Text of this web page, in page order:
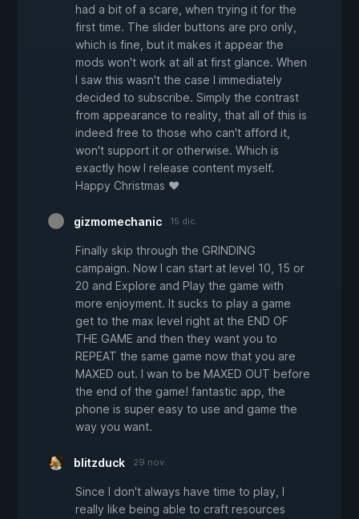
had a bit of a scare, when trying it for the
first time. The slider buttons are pro only,
which is fine, but it makes it appear the
mods won't work at all at first glance. When
I saw this wasn't the case I immediately
decided to subscribe. Simply the contrast
from appearance to reality, that all of this is
indeed free to those who can't afford it,
won't support it or otherwise. Which is
exactly how I release content myself.
Happy Christmas ♥
gizmomechanic 15 dic.
Finally skip through the GRINDING
campaign. Now I can start at level 10, 15 or
20 and Explore and Play the game with
more enjoyment. It sucks to play a game
get to the max level right at the END OF
THE GAME and then they want you to
REPEAT the same game now that you are
MAXED out. I wan to be MAXED OUT before
the end of the game! fantastic app, the
phone is super easy to use and game the
way you want.
blitzduck 29 nov.
Since I don't always have time to play, I
really like being able to craft resources